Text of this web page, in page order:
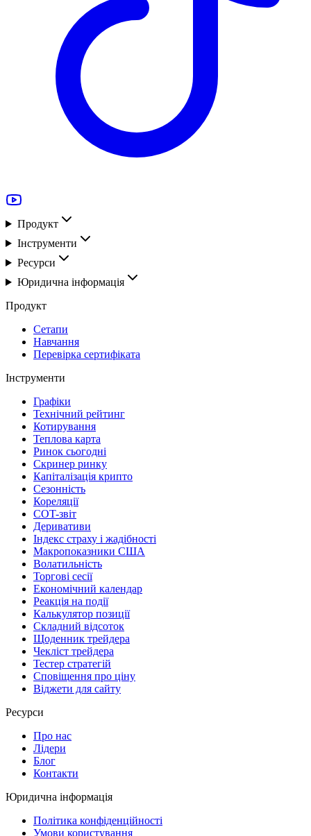
Продукт
Інструменти
Ресурси
Юридична інформація
Продукт
Сетапи
Навчання
Перевірка сертифіката
Інструменти
Графіки
Технічний рейтинг
Котирування
Теплова карта
Ринок сьогодні
Скринер ринку
Капіталізація крипто
Сезонність
Кореляції
COT-звіт
Деривативи
Індекс страху і жадібності
Макропоказники США
Волатильність
Торгові сесії
Економічний календар
Реакція на події
Калькулятор позиції
Складний відсоток
Щоденник трейдера
Чекліст трейдера
Тестер стратегій
Сповіщення про ціну
Віджети для сайту
Ресурси
Про нас
Лідери
Блог
Контакти
Юридична інформація
Політика конфіденційності
Умови користування